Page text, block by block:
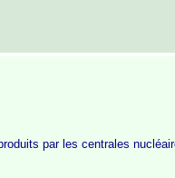
par les centrales